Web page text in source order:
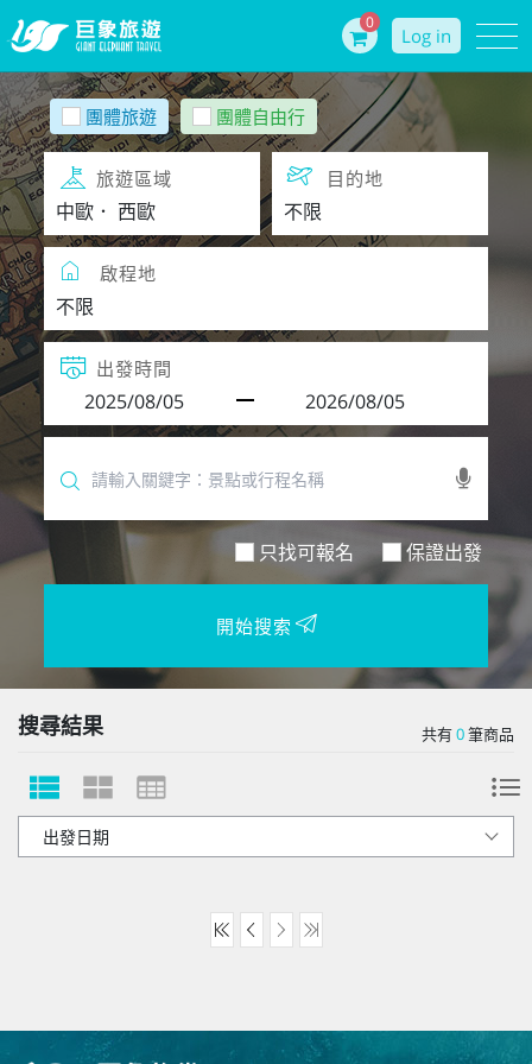
0
Log in
團體旅遊 團體自由行
旅遊區域 目的地
啟程地
出發時間
只找可報名 保證出發
開始搜索
搜尋結果 共有0筆商品